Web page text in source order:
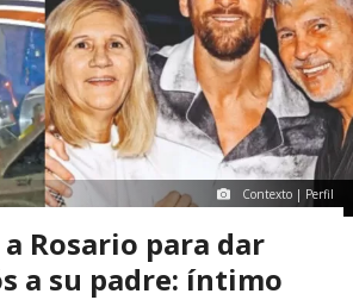
Contexto | Perfil
Rosario para dar
a su padre: íntimo